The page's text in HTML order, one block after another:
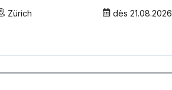
Zürich dès 21.08.2026